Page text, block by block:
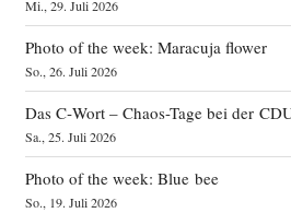
Mi., 29. Juli 2026
Photo of the week: Maracuja flower
So., 26. Juli 2026
Das C‑Wort – Chaos-Tage bei der
Sa., 25. Juli 2026
Photo of the week: Blue bee
So., 19. Juli 2026